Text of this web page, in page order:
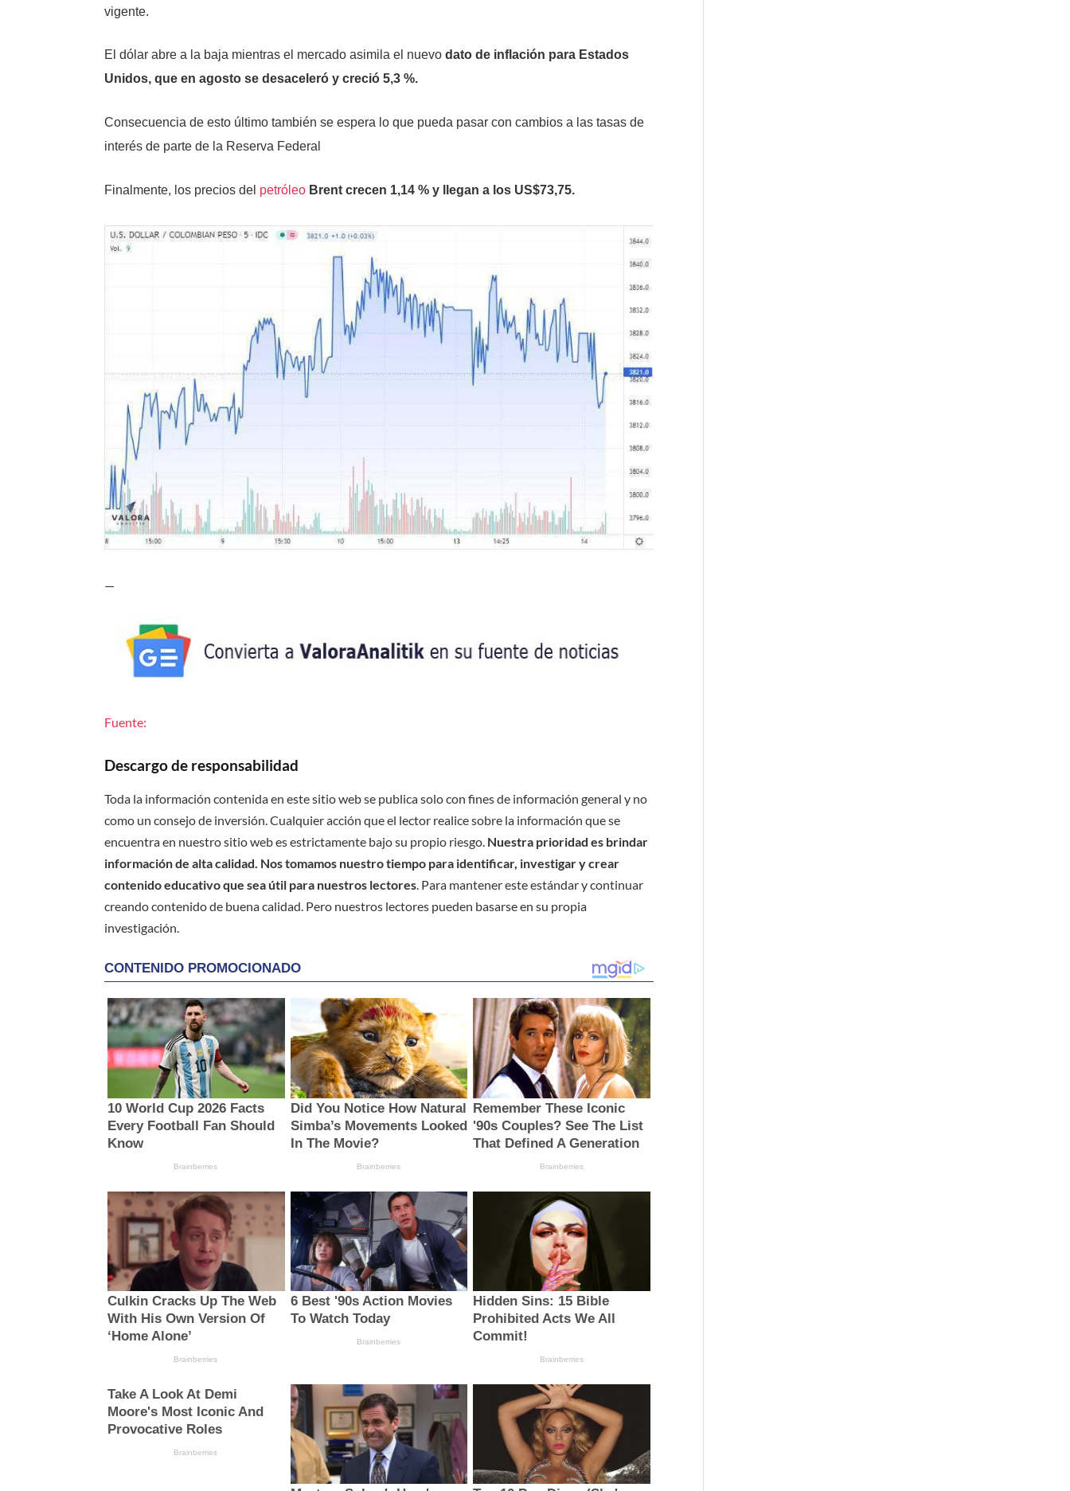
vigente.
El dólar abre a la baja mientras el mercado asimila el nuevodato de inflación para Estados
Unidos, que en agosto se desaceleró y creció 5,3 %.
Consecuencia de esto último también se espera lo que pueda pasar con cambios a las tasas de
interés de parte de la Reserva Federal
Finalmente, los precios del petróleo Brent crecen 1,14 % y llegan a los US$73,75.
—
Fuente:
Descargo de responsabilidad
Toda la información contenida en este sitio web se publica solo con fines de información general y no
como un consejo de inversión. Cualquier acción que el lector realice sobre la información que se
encuentra en nuestro sitio web es estrictamente bajo su propio riesgo. Nuestra prioridad es brindar
información de alta calidad. Nos tomamos nuestro tiempo para identificar, investigar y crear
contenido educativo que sea útil para nuestros lectores. Para mantener este estándar y continuar
creando contenido de buena calidad. Pero nuestros lectores pueden basarse en su propia
investigación.